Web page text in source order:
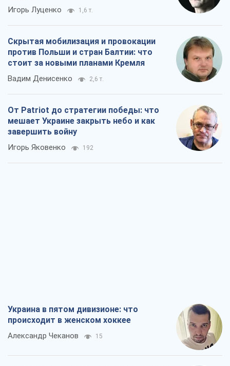
Игорь Луценко 1,6 т.
Скрытая мобилизация и провокации
против Польши и стран Балтии: что
стоит за новыми планами Кремля
Вадим Денисенко 2,6 т.
От Patriot до стратегии победы: что
мешает Украине закрыть небо и как
завершить войну
Игорь Яковенко 192
Украина в пятом дивизионе: что
происходит в женском хоккее
Александр Чеканов 15